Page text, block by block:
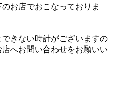
お店でおこなっておりま
きない時計がございますの
へお問い合わせをお願いい